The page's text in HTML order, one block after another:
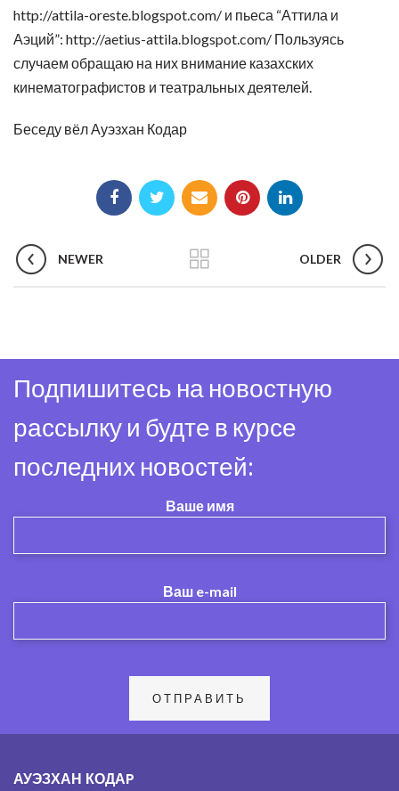
http://attila-oreste.blogspot.com/ и пьеса “Аттила и
Аэций”: http://aetius-attila.blogspot.com/ Пользуясь
случаем обращаю на них внимание казахских
кинематографистов и театральных деятелей.
Беседу вёл Ауэзхан Кодар
NEWER OLDER
Подпишитесь на новостную
рассылку и будте в курсе
последних новостей:
Ваше имя
Ваш e-mail
АУЭЗХАН КОДАP